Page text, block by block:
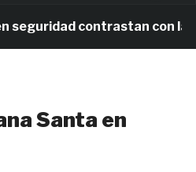
contrastan con la
Santa en